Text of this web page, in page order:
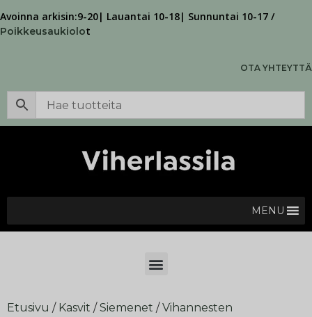
Avoinna arkisin:9-20| Lauantai 10-18| Sunnuntai 10-17 /
Poikkeusaukiolot
OTA YHTEYTTÄ
MENU
Etusivu / Kasvit /Siemenet /Vihannesten